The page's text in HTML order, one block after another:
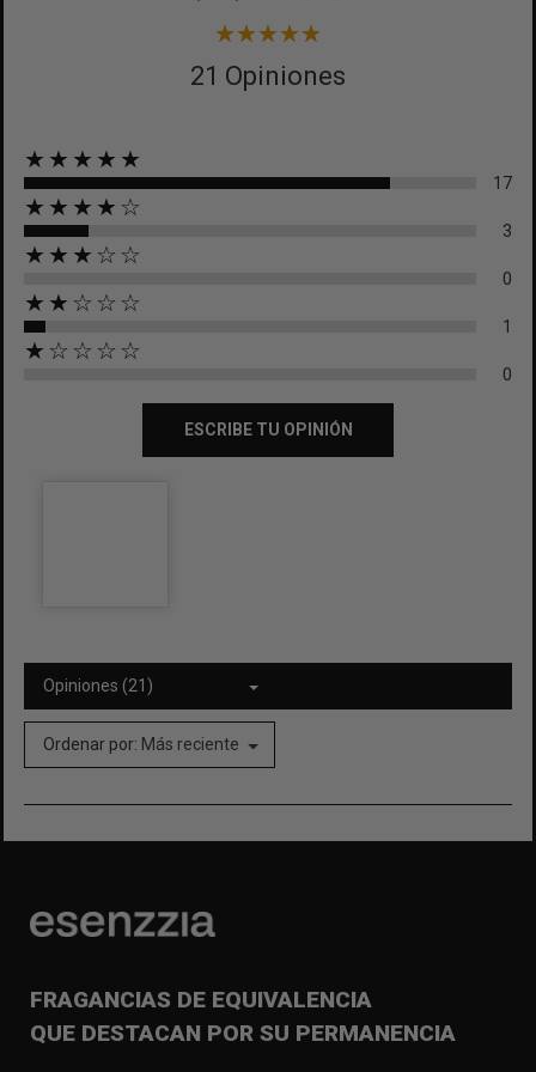
21 Opiniones
★★★★★
17
★★★★☆
3
★★★☆☆
0
★★☆☆☆
1
★☆☆☆☆
0
ESCRIBE TU OPINIÓN
Opiniones (21)
Ordenar por: Más reciente
FRAGANCIAS DE EQUIVALENCIA
QUE DESTACAN POR SU PERMANENCIA